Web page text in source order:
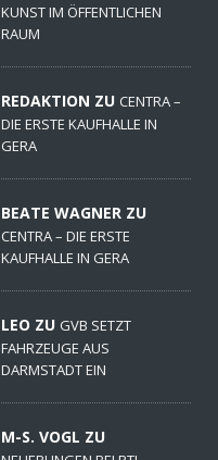
KUNST IM ÖFFENTLICHEN
RAUM
REDAKTION ZU CENTRA –
DIE ERSTE KAUFHALLE IN
GERA
BEATE WAGNER ZU
CENTRA – DIE ERSTE
KAUFHALLE IN GERA
LEO ZU GVB SETZT
FAHRZEUGE AUS
DARMSTADT EIN
M-S. VOGL ZU